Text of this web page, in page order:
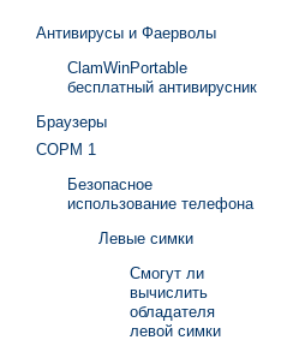
Антивирусы и Фаерволы
ClamWinPortable
бесплатный антивирусник
Браузеры
СОРМ 1
Безопасное
использование телефона
Левые симки
Смогут ли
вычислить
обладателя
левой симки